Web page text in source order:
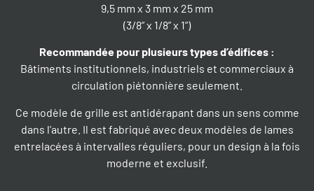
9,5 mm x 3 mm x 25 mm
(3/8” x 1/8” x 1”)
Recommandée pour plusieurs types d’édifices :
Bâtiments institutionnels, industriels et commerciaux à
circulation piétonnière seulement.
Ce modèle de grille est antidérapant dans un sens comme
dans l’autre. Il est fabriqué avec deux modèles de lames
entrelacées à intervalles réguliers, pour un design à la fois
moderne et exclusif.